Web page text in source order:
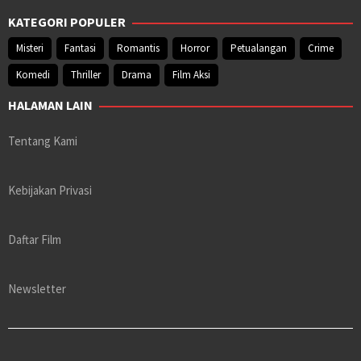
KATEGORI POPULER
Misteri Fantasi Romantis Horror Petualangan
Crime
Komedi
Thriller Drama Film Aksi
HALAMAN LAIN
Tentang Kami
Kebijakan Privasi
Daftar Film
Newsletter